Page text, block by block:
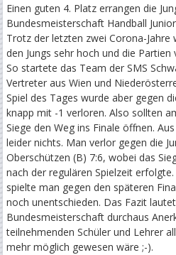
Schulzentrum
Schwaz
Im
Zentrum
das
KIND
Einen guten 4. Platz errangen die
Bundesmeisterschaft Handball
Trotz der letzten zwei Corona-Jahre
den Jungs sehr hoch und die
So startete das Team der SMS
Vertreter aus Wien und
Spiel des Tages wurde aber gegen
knapp mit -1 verloren. Also sollten
Siege den Weg ins Finale öffnen.
leider nichts. Man verlor gegen die
Oberschützen (B) 7:6, wobei das
nach der regulären Spielzeit
spielte man gegen den späteren
noch unentschieden. Das Fazit
Bundesmeisterschaft durchaus
teilnehmenden Schüler und Lehrer
mehr möglich gewesen wäre ;-).